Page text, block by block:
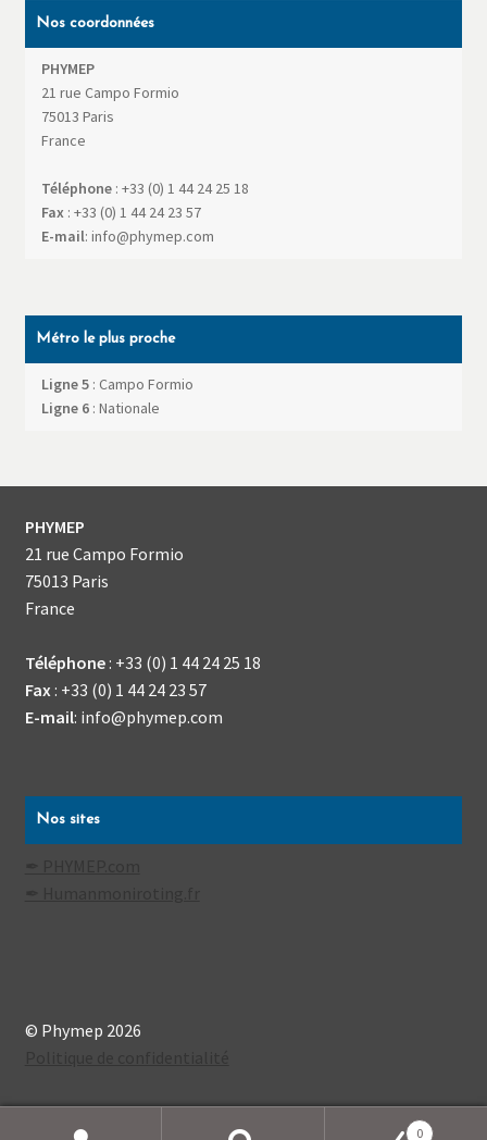
Nos coordonnées
PHYMEP
21 rue Campo Formio
75013 Paris
France
Téléphone: +33 (0) 1 44 24 25 18
Fax: +33 (0) 1 44 24 23 57
E-mail: info@phymep.com
Métro le plus proche
Ligne 5: Campo Formio
Ligne 6: Nationale
PHYMEP
21 rue Campo Formio
75013 Paris
France
Téléphone: +33 (0) 1 44 24 25 18
Fax: +33 (0) 1 44 24 23 57
E-mail: info@phymep.com
Nos sites
© Phymep 2026
0